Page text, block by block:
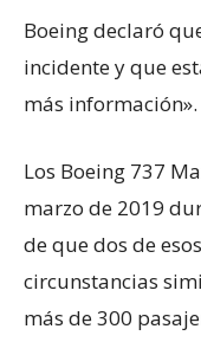
Boeing declaró
incidente y que
más información».
Los Boeing 737
marzo de 2019
de que dos de
circunstancias
más de 300